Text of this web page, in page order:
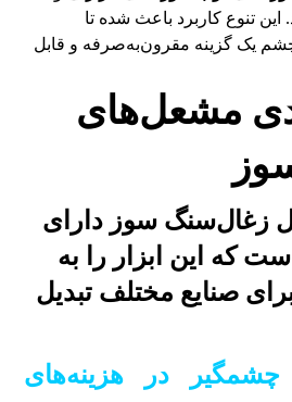
این تنوع کاربرد باعث شده تا
یک گزینه مقرون‌به‌صرفه و قابل
مشعل‌های
زغال‌سنگ سوز دارای
که این ابزار را به
صنایع مختلف تبدیل
در هزینه‌های